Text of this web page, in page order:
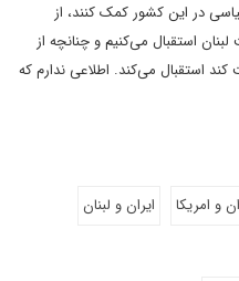
در این کشور کمک کنند، از
استقبال می‌کنیم و چنانچه از
استقبال می‌کند. اطلاعی ندارم که
و امریکا
ایران و لبنان